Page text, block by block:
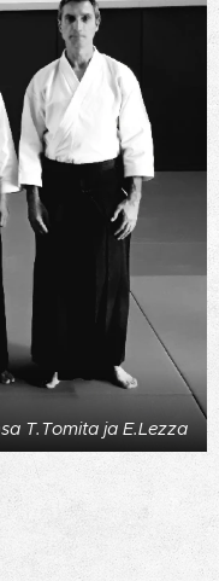
T.Tomita ja E.Lezza